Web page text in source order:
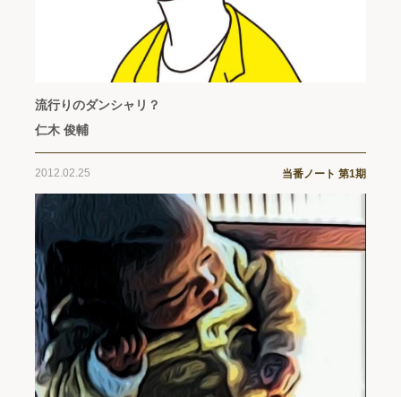
流行りのダンシャリ？
仁木 俊輔
2012.02.25 当番ノート 第1期